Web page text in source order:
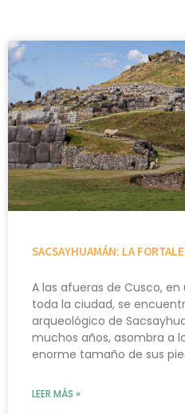
SACSAYHUAMÁN: LA
A las afueras de Cusco,
toda la ciudad, se
arqueológico de
muchos años, asombra a
enorme tamaño de sus
LEER MÁS »